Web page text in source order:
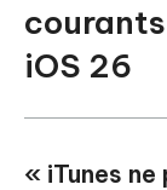
iOS 26
« iTunes